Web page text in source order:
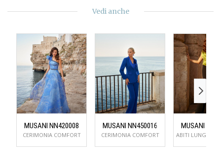
Vedi anche
MUSANI NN420008
CERIMONIA COMFORT
MUSANI NN450016
CERIMONIA COMFORT
MUSANI